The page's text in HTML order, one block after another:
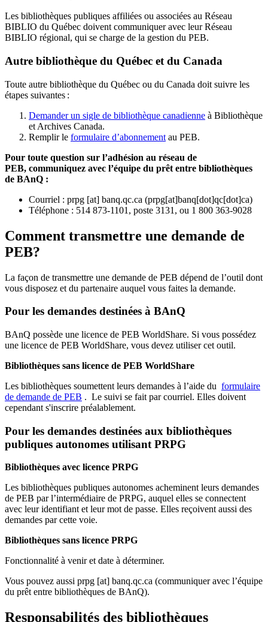
Les bibliothèques publiques affiliées ou associées au Réseau
BIBLIO du Québec doivent communiquer avec leur Réseau
BIBLIO régional, qui se charge de la gestion du PEB.
Autre bibliothèque du Québec et du Canada
Toute autre bibliothèque du Québec ou du Canada doit suivre les
étapes suivantes :
Demander un sigle de bibliothèque canadienne à Bibliothèque
et Archives Canada.
Remplir le formulaire d’abonnement au PEB.
Pour toute question sur l’adhésion au réseau de
PEB, communiquez avec l’équipe du prêt entre bibliothèques
de BAnQ :
Courriel : prpg [at] banq.qc.ca (prpg[at]banq[dot]qc[dot]ca)
Téléphone : 514 873-1101, poste 3131, ou 1 800 363-9028
Comment transmettre une demande de
PEB?
La façon de transmettre une demande de PEB dépend de l’outil dont
vous disposez et du partenaire auquel vous faites la demande.
Pour les demandes destinées à BAnQ
BAnQ possède une licence de PEB WorldShare. Si vous possédez
une licence de PEB WorldShare, vous devez utiliser cet outil.
Bibliothèques sans licence de PEB WorldShare
Les bibliothèques soumettent leurs demandes à l’aide du formulaire
de demande de PEB . Le suivi se fait par courriel. Elles doivent
cependant s'inscrire préalablement.
Pour les demandes destinées aux bibliothèques
publiques autonomes utilisant PRPG
Bibliothèques avec licence PRPG
Les bibliothèques publiques autonomes acheminent leurs demandes
de PEB par l’intermédiaire de PRPG, auquel elles se connectent
avec leur identifiant et leur mot de passe. Elles reçoivent aussi des
demandes par cette voie.
Bibliothèques sans licence PRPG
Fonctionnalité à venir et date à déterminer.
Vous pouvez aussi prpg [at] banq.qc.ca (communiquer avec l’équipe
du prêt entre bibliothèques de BAnQ).
Responsabilités des bibliothèques